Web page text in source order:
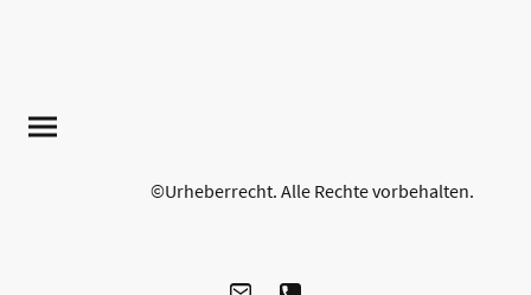
©Urheberrecht. Alle Rechte vorbehalten.